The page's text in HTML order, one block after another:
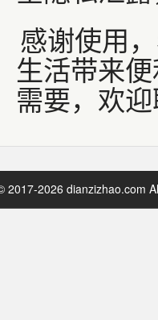
感谢使用
生活带来
需要，欢
2017-2026 dianzizhao.com